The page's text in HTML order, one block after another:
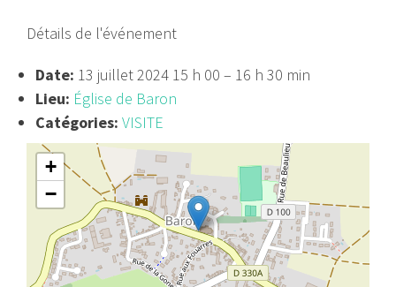
Détails de l'événement
Date: 13 juillet 2024 15 h 00 – 16 h 30 min
Lieu: Église de Baron
Catégories: VISITE
+
−